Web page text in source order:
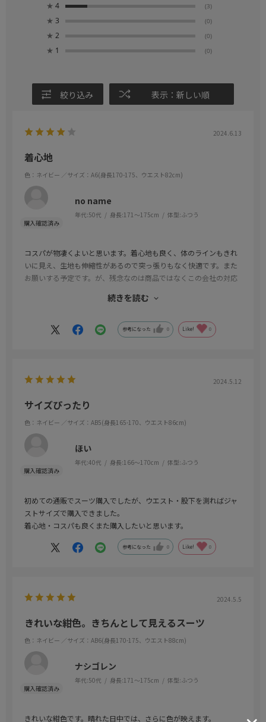
★ 4 (3)
★ 3 (0)
★ 2 (0)
★ 1 (0)
絞り込み 表示：新しい順
2024.6.13
着心地
色：ネイビー ／サイズ：A6(身長170-175、ウエスト82cm)
no name
年代:50代 身長:171～175cm 体型:ふつう
コスパが物凄くよいと思います。着心地も良く、体のラインもきれ
いに見え、生地も伸縮性があるので突っ張りもなく快適です。また
お願いする予定です。が、残念なのは商品ではなくこの会社の対応
のかを問い合わせたら、忘れていたのでしょうが、システム障害と
いのですよね。１０年近く前にも同じようなことがありました。な
ので、この会社の風土なのかもしれないです。せっかく商品が良い
何度もメールで催促するものだと思わないのですが。しつこいから
つです。
続きを読む
参考になった 0 Like! 0
2024.5.12
サイズぴったり
色：ネイビー ／サイズ：AB5(身長165-170、ウエスト86cm)
ほい
年代:40代 身長:166～170cm 体型:ふつう
初めての通販でスーツ購入でしたが、ウエスト・股下を測ればジャ
ストサイズで購入できました。
着心地・コスパも良くまた購入したいと思います。
参考になった 0 Like! 0
2024.5.5
きれいな紺色。きちんとして見えるスーツ
色：ネイビー ／サイズ：AB6(身長170-175、ウエスト88cm)
ナシゴレン
年代:50代 身長:171～175cm 体型:ふつう
きれいな紺色です。晴れた日中では、さらに色が映えます。